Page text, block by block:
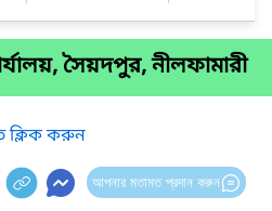
সৈয়দপুর, নীলফামারী
ক্লিক করুন
আপনার মতামত প্রদান করুন